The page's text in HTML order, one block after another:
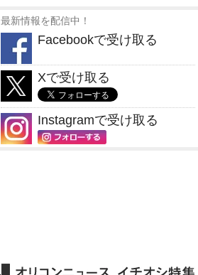
最新情報を配信中！
Facebookで受け取る
Xで受け取る
Instagramで受け取る